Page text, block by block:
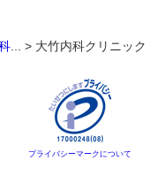
... > 大竹内科クリニック
プライバシーマークについて